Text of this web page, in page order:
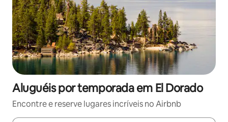
Aluguéis por temporada em El Dorado
Encontre e reserve lugares incríveis no Airbnb